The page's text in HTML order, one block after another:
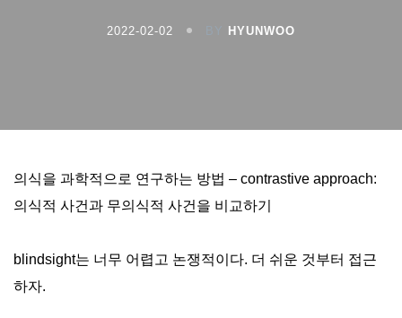
2022-02-02 HYUNWOO
의식을 과학적으로 연구하는 방법 – contrastive approach:
의식적 사건과 무의식적 사건을 비교하기
blindsight는 너무 어렵고 논쟁적이다. 더 쉬운 것부터 접근
하자.